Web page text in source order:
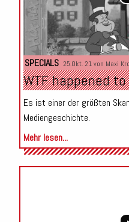
SPECIALS 25.Okt. 21 von Maxi
WTF happened
Es ist einer der größten
Mediengeschichte.
Mehr lesen...